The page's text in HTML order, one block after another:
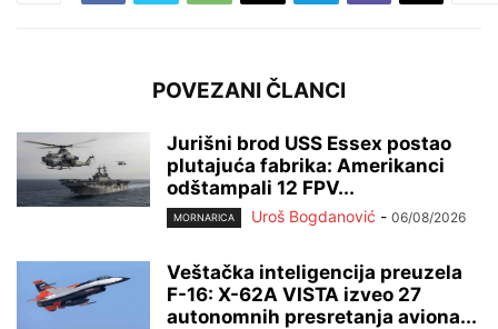
POVEZANI ČLANCI
Jurišni brod USS Essex postao
plutajuća fabrika: Amerikanci
odštampali 12 FPV...
MORNARICA Uroš Bogdanović - 06/08/2026
Veštačka inteligencija preuzela
F-16: X-62A VISTA izveo 27
autonomnih presretanja aviona...